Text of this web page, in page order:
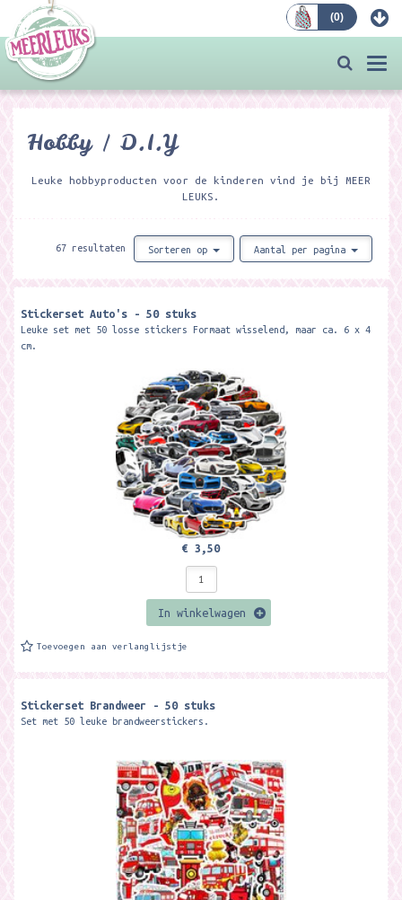
(0)
Hobby / D.I.Y
Leuke hobbyproducten voor de kinderen vind je bij MEER
LEUKS.
67 resultaten Sorteren op Aantal per pagina
Stickerset Auto's - 50 stuks
Leuke set met 50 losse stickers Formaat wisselend, maar ca. 6 x 4
cm.
€ 3,50
In winkelwagen
Toevoegen aan verlanglijstje
Stickerset Brandweer - 50 stuks
Set met 50 leuke brandweerstickers.